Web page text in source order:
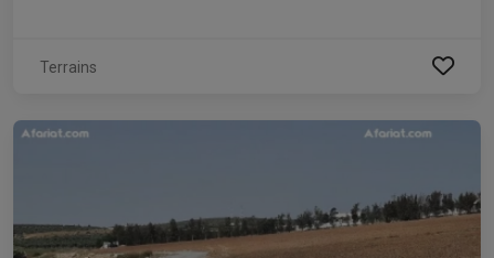
Terrains